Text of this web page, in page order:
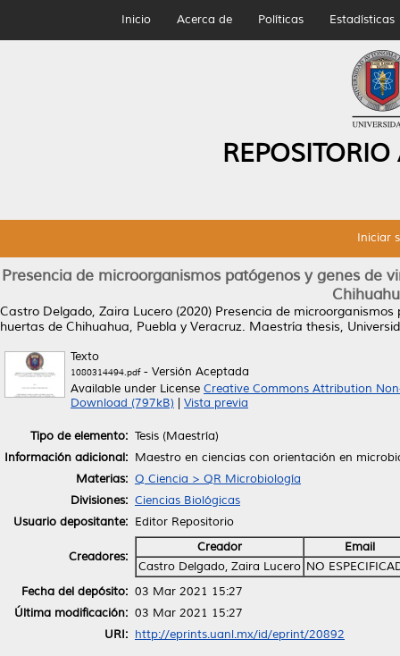
Inicio Acerca de Políticas Estadísticas
Iniciar
Presencia de microorganismos patógenos y genes de
Castro Delgado, Zaira Lucero (2020) Presencia de
huertas de Chihuahua, Puebla y Veracruz. Maestría thesis,
Texto
1080314494.pdf- Versión Aceptada
Available under License Creative Commons Attribution
Download (797kB)
Vista previa
Tipo de elemento: Tesis (Maestría)
Información adicional: Maestro en ciencias con orientación en
Materias: Q Ciencia > QR Microbiología
Divisiones: Ciencias Biológicas
Usuario depositante: Editor Repositorio
Creadores:
Creador
Email
Castro Delgado, Zaira Lucero NO
Fecha del depósito: 03 Mar 2021 15:27
Última modificación: 03 Mar 2021 15:27
URI: http://eprints.uanl.mx/id/eprint/20892